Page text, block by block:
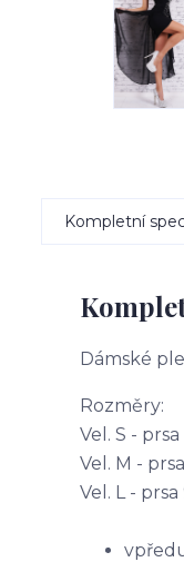
Kompletní
Dámské
Rozměry:
Vel. S -
Vel. M -
Vel. L -